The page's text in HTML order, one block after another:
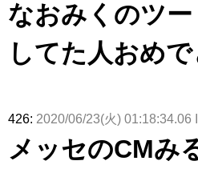
なおみくのツ
してた人おめで
426: 2020/06/23(火) 01:18:34.06
メッセのCMみ